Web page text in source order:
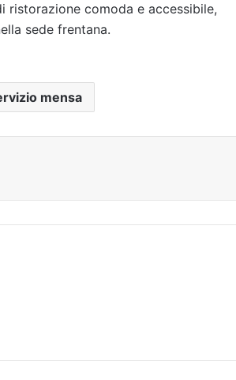
ristorazione comoda e accessibile,
sede frentana.
mensa